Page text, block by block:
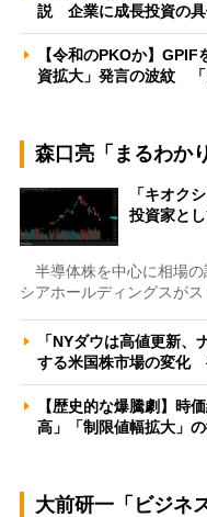
説 企業に成長投資の
【令和のPKOか】
資拡大」発言の波紋
森口亮「まるわか
「キオク
投資家と
半導体株を中心に相場の
シアホールディングスが
「NYダウは高値更新
する米国株市場の変
【歴史的な爆騰劇】時
高」「制限値幅拡大」
大前研一「ビジネ